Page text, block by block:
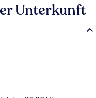
Unterkunft